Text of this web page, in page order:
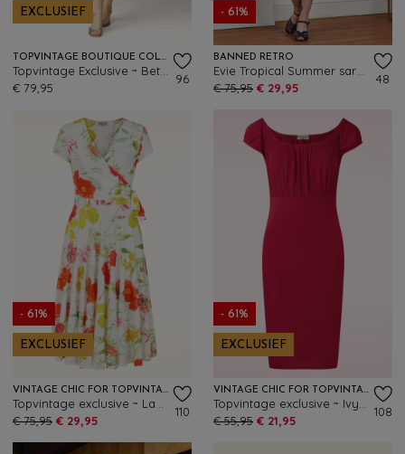
EXCLUSIEF
TOPVINTAGE BOUTIQUE COLLECTION
€ 79,95
96
- 61%
BANNED RETRO
€ 75,95 € 29,95
48
- 61%
EXCLUSIEF
VINTAGE CHIC FOR TOPVINTAGE
€ 75,95 € 29,95
110
- 61%
EXCLUSIEF
VINTAGE CHIC FOR TOPVINTAGE
€ 55,95 € 21,95
108